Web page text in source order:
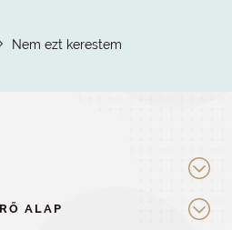
Nem ezt kerestem
ALAP